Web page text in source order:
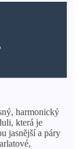
harmonický
která je
jasnější a páry